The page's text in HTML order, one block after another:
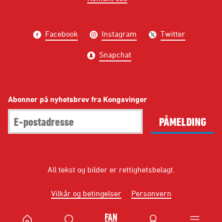
Facebook Instagram Twitter
Snapchat
Abonner på nyhetsbrev fra Kongsvinger
PÅMELDING
All tekst og bilder er rettighetsbelagt.
Vilkår og betingelser Personvern